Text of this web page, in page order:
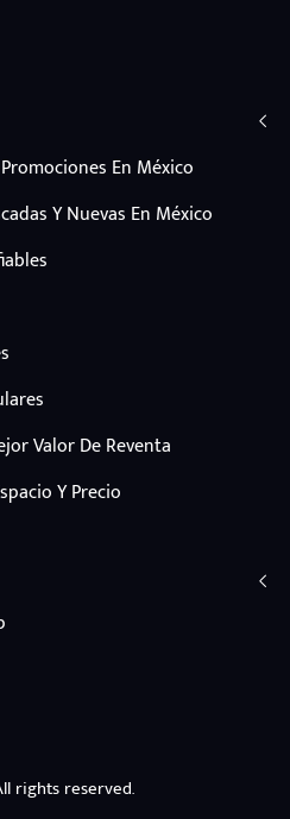
En México
Y Nuevas En México
Valor De Reventa
Y Precio
rights reserved.